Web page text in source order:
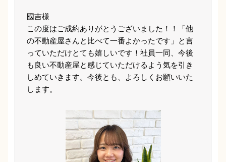
國吉様
この度はご成約ありがとうございました！！「他
の不動産屋さんと比べて一番よかったです」と言
っていただけとても嬉しいです！社員一同、今後
も良い不動産屋と感じていただけるよう気を引き
しめていきます。今後とも、よろしくお願いいた
します。